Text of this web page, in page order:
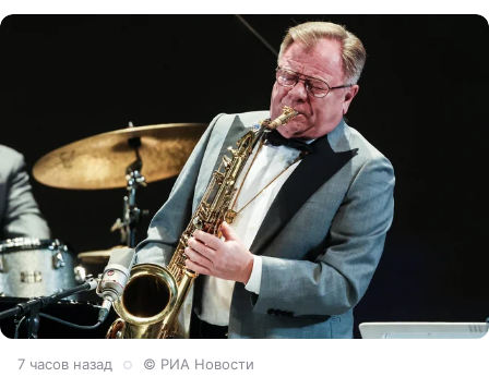
7 часов назад © РИА Новости